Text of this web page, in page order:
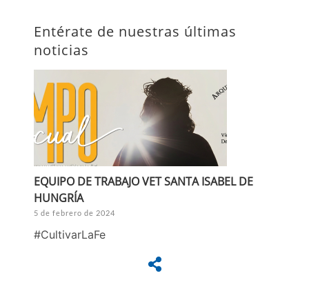
Entérate de nuestras últimas
noticias
EQUIPO DE TRABAJO VET SANTA ISABEL DE
HUNGRÍA
5 de febrero de 2024
#CultivarLaFe